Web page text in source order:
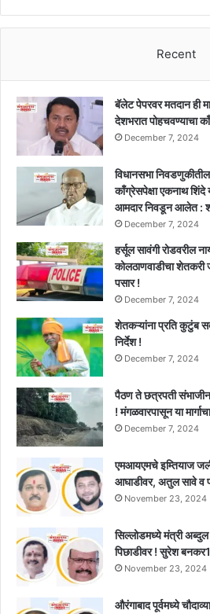
निर्देश
Recent
बॅलेट पेपरवर मतदान ही
देशभरात पोहचवण्याचा
December 7, 2024
विधानसभा
काँग्रेसपेक्षा एकनाथ
आमदार निवडून आलेत :
December 7, 2024
हर्सूल सावंगी रोडवरील
कोलठाणवाडीचा
पसार !
December 7, 2024
शेतकऱ्यांना प्रति कुटुंब
निर्देश !
December 7, 2024
पैठण ते छत्रपती
! मंगळवारपासून या
December 7, 2024
एमआयएमचे इम्तियाज
आघाडीवर, अतुल सावे व
November 23, 2024
सिल्लोडमध्ये मंत्री अब्दुल
पिछाडीवर ! सुरेश
November 23, 2024
औरंगाबाद पूर्वमध्ये